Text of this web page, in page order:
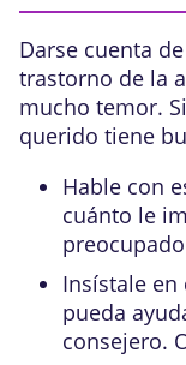
Darse cuenta
trastorno de la
mucho temor.
querido tiene
Hable con
cuánto le
Insístale
pueda
consejero.